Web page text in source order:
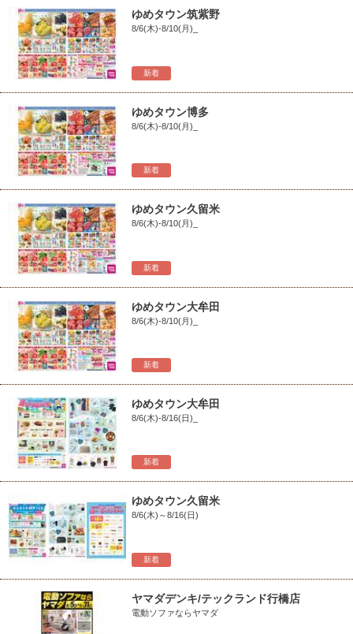
新着
ゆめタウン筑紫野
8/6(木)-8/10(月)_
新着
ゆめタウン博多
8/6(木)-8/10(月)_
新着
ゆめタウン久留米
8/6(木)-8/10(月)_
新着
ゆめタウン大牟田
8/6(木)-8/10(月)_
新着
ゆめタウン大牟田
8/6(木)-8/16(日)_
新着
ゆめタウン久留米
8/6(木)～8/16(日)
ヤマダデンキ/テックランド行橋店
電動ソファならヤマダ